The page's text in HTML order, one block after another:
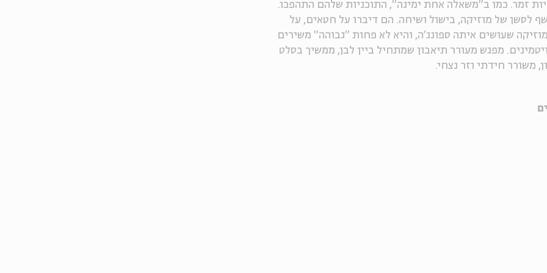
זמר. כמו ב"משאלה אחת ימינה", התוכניות שלהם התהפכו.
לסשן של מוזיקה, בישול ושיחה. הם דיברו על חטאים, על
שעושים איתה ספונג'ה, והיא לא פחות "גבוהה" משירים
מפגש מעורר תיאבון שמתחיל ביין לבן, ממשיך בסלט
משורר חידתי וזר נצחי.